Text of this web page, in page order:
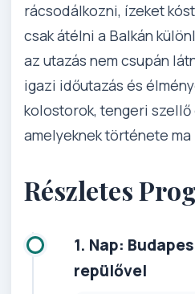
rácsodálkozni, ízeket
csak átélni a Balkán
az utazás nem csupán
igazi időutazás és
kolostorok, tengeri szellő
amelyeknek története ma
Részletes
1. Nap:
repülővel